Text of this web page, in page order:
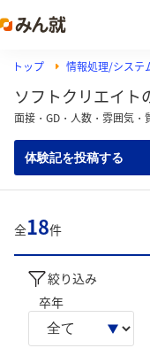
トップ 情報処理/システ
ソフトクリエイト
面接・GD・人数・雰囲気・
体験記を投稿する
全18件
絞り込み
卒年